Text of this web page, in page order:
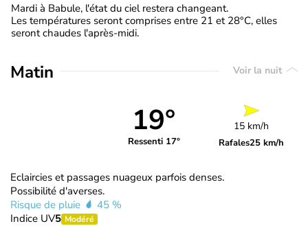
Mardi à Babule, l'état du ciel restera changeant.
Les températures seront comprises entre 21 et 28°C, elles
seront chaudes l'après-midi.
Matin Voir la nuit
19°
Ressenti 17°
15 km/h
Rafales25 km/h
Eclaircies et passages nuageux parfois denses.
Possibilité d'averses.
Risque de pluie
45 %
Indice UV5 Modéré